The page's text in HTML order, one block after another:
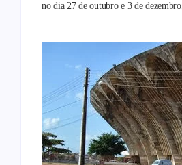
no dia 27 de outubro e 3 de